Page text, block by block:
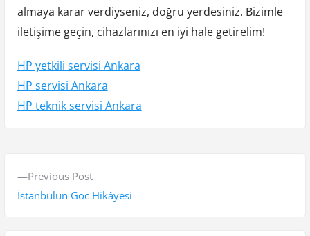
almaya karar verdiyseniz, doğru yerdesiniz. Bizimle
iletişime geçin, cihazlarınızı en iyi hale getirelim!
HP yetkili servisi Ankara
HP servisi Ankara
HP teknik servisi Ankara
Previous PostP
r
İstanbulun Goc Hikâyesi